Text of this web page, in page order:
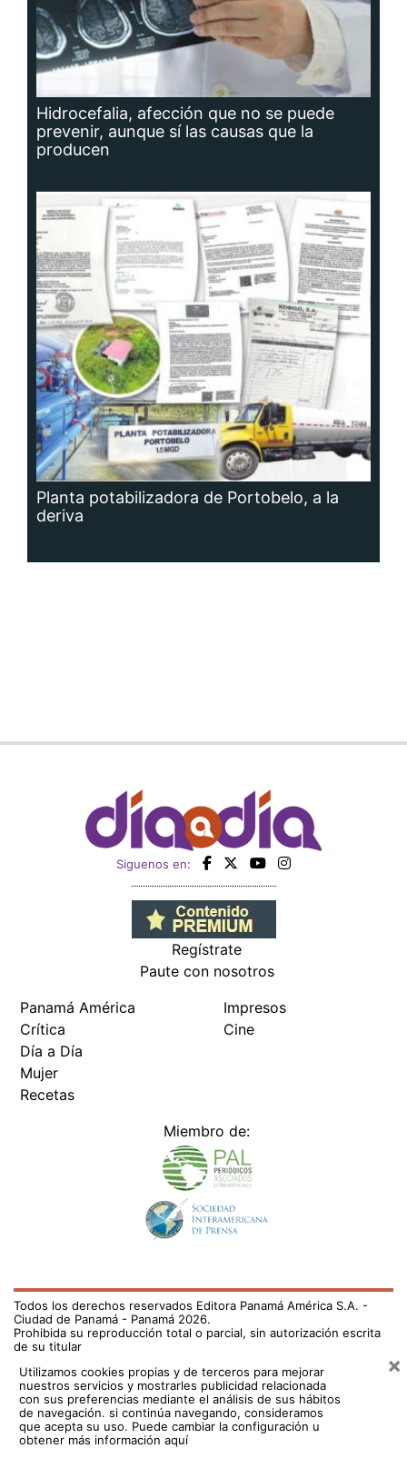
Hidrocefalia, afección que no se puede
prevenir, aunque sí las causas que la
producen
Planta potabilizadora de Portobelo, a la
deriva
Siguenos en:
Regístrate
Paute con nosotros
Panamá América
Crítica
Día a Día
Mujer
Recetas
Impresos
Cine
Miembro de:
Todos los derechos reservados Editora Panamá América S.A. -
Ciudad de Panamá - Panamá 2026.
Prohibida su reproducción total o parcial, sin autorización escrita
de su titular
Utilizamos cookies propias y de terceros para mejorar
nuestros servicios y mostrarles publicidad relacionada
con sus preferencias mediante el análisis de sus hábitos
de navegación. si continúa navegando, consideramos
que acepta su uso. Puede cambiar la configuración u
obtener más información aquí
×